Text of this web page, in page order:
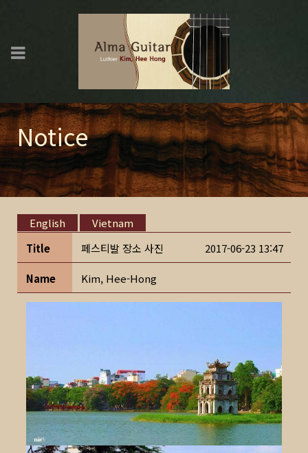
Notice
English
Vietnam
Title
페스티발 장소 사진 2017-06-23 13:47
Name Kim, Hee-Hong